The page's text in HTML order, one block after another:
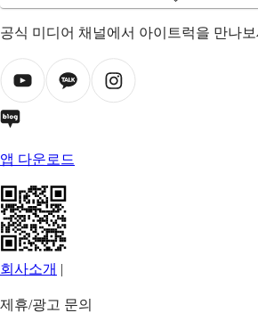
공식 미디어 채널에서 아이트럭을 만나보
앱 다운로드
회사소개 |
제휴/광고 문의